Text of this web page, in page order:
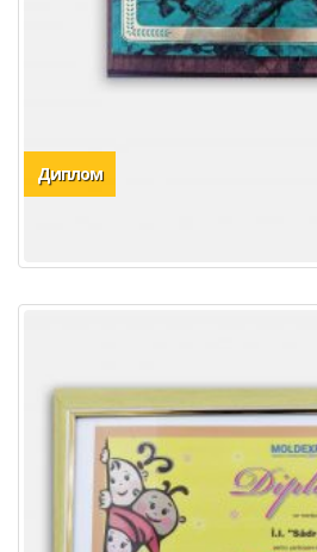
Диплом